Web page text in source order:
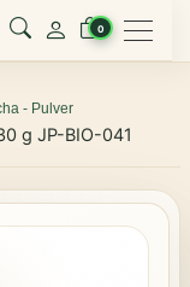
0 Menu
- Pulver
g JP-BIO-041